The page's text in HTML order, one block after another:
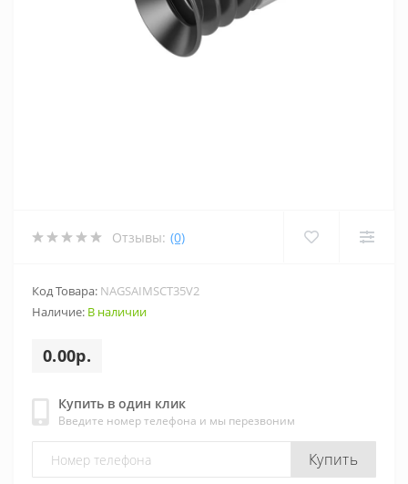
Отзывы: (0)
Код Товара: NAGSAIMSCT35V2
Наличие: В наличии
0.00р.
Купить в один клик
Введите номер телефона и мы перезвоним
Купить